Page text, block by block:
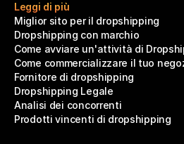
Leggi di più
Miglior sito per il dropshipping
Dropshipping con marchio
Come avviare un'attività di
Come commercializzare il tuo
Fornitore di dropshipping
Dropshipping Legale
Analisi dei concorrenti
Prodotti vincenti di dropshipping